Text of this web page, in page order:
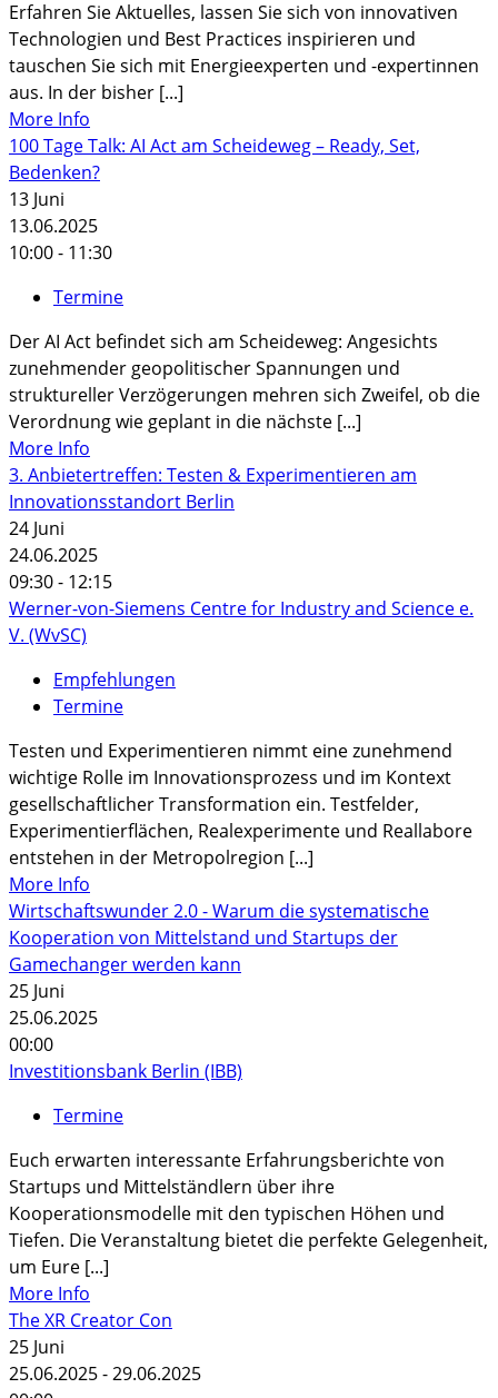
Erfahren Sie Aktuelles, lassen Sie sich von innovativen
Technologien und Best Practices inspirieren und
tauschen Sie sich mit Energieexperten und -expertinnen
aus. In der bisher [...]
More Info
100 Tage Talk: AI Act am Scheideweg – Ready, Set,
Bedenken?
13 Juni
13.06.2025
10:00 - 11:30
Termine
Der AI Act befindet sich am Scheideweg: Angesichts
zunehmender geopolitischer Spannungen und
struktureller Verzögerungen mehren sich Zweifel, ob die
Verordnung wie geplant in die nächste [...]
More Info
3. Anbietertreffen: Testen & Experimentieren am
Innovationsstandort Berlin
24 Juni
24.06.2025
09:30 - 12:15
Werner-von-Siemens Centre for Industry and Science e.
V. (WvSC)
Empfehlungen
Termine
Testen und Experimentieren nimmt eine zunehmend
wichtige Rolle im Innovationsprozess und im Kontext
gesellschaftlicher Transformation ein. Testfelder,
Experimentierflächen, Realexperimente und Reallabore
entstehen in der Metropolregion [...]
More Info
Wirtschaftswunder 2.0 - Warum die systematische
Kooperation von Mittelstand und Startups der
Gamechanger werden kann
25 Juni
25.06.2025
00:00
Investitionsbank Berlin (IBB)
Termine
Euch erwarten interessante Erfahrungsberichte von
Startups und Mittelständlern über ihre
Kooperationsmodelle mit den typischen Höhen und
Tiefen. Die Veranstaltung bietet die perfekte Gelegenheit,
um Eure [...]
More Info
The XR Creator Con
25 Juni
25.06.2025 - 29.06.2025